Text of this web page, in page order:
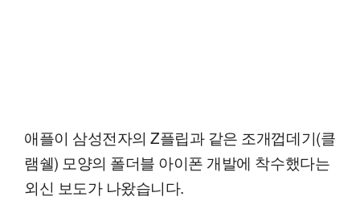
애플이 삼성전자의 Z플립과 같은 조개껍데기(클
램쉘) 모양의 폴더블 아이폰 개발에 착수했다는
외신 보도가 나왔습니다.